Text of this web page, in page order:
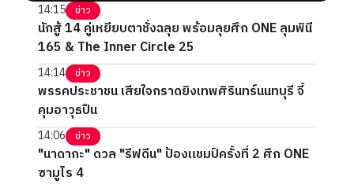
14:15 ข่าว
นักสู้ 14 คู่เหยียบตาชั่งฉลุย พร้อมลุยศึก ONE ลุมพินี
165 & The Inner Circle 25
14:14 ข่าว
พรรคประชาชน เสียใจกราดยิงเทพศิรินทร์นนทบุรี จี้
คุมอาวุธปืน
14:06 ข่าว
"นาดากะ" ดวล "รีฟดีน" ป้องแชมป์ครั้งที่ 2 ศึก ONE
ซามูไร 4